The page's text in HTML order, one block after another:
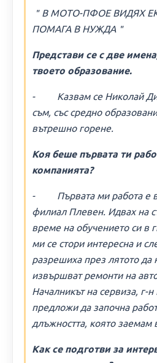
＂В МОТО-ПФОЕ ВИДЯХ
ПОМАГА В НУЖДА＂
Представи се с две
твоето образование.
- Казвам се Николай
съм, със средно
вътрешно горене.
Коя беше първата ти
компанията?
- Първата ми работа е
филиал Плевен. Идвах на
време на обучението си в
ми се стори интересна и
разрешиха през лятото да
извършват ремонти на
Началникът на сервиза, г-
предложи да започна
длъжността, която заемам
Как се подготви за